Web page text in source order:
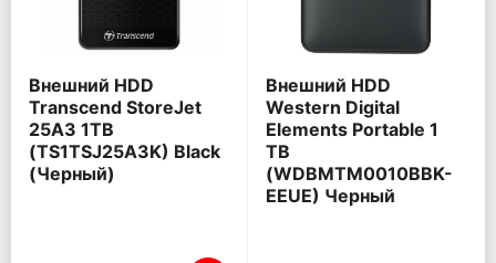
Внешний HDD
Transcend StoreJet
25A3 1TB
(TS1TSJ25A3K) Black
(Черный)
Внешний HDD
Western Digital
Elements Portable 1
TB
(WDBMTM0010BBK-
EEUE) Черный